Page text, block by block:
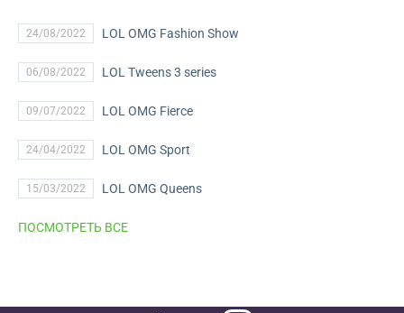
24/08/2022 LOL OMG Fashion Show
06/08/2022 LOL Tweens 3 series
09/07/2022 LOL OMG Fierce
24/04/2022 LOL OMG Sport
15/03/2022 LOL OMG Queens
ПОСМОТРЕТЬ ВСЕ